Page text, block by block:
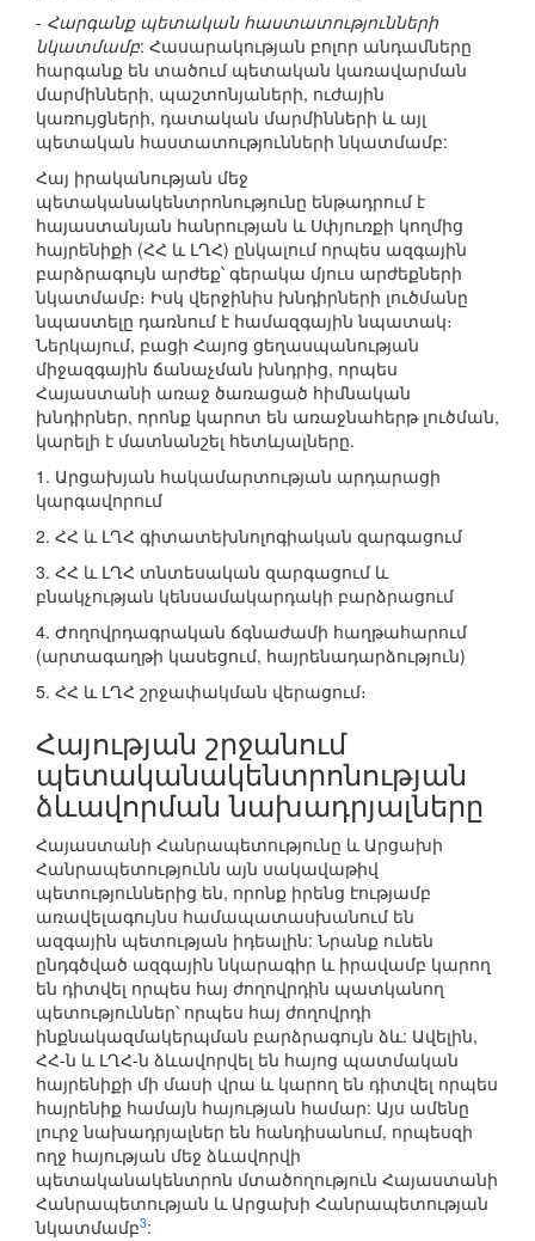
- Հարգանք պետական հաստատությունների
նկատմամբ: Հասարակության բոլոր անդամները
հարգանք են տածում պետական կառավարման
մարմինների, պաշտոնյաների, ուժային
կառույցների, դատական մարմինների և այլ
պետական հաստատությունների նկատմամբ:
Հայ իրականության մեջ
պետականակենտրոնությունը ենթադրում է
հայաստանյան հանրության և Սփյուռքի կողմից
հայրենիքի (ՀՀ և ԼՂՀ) ընկալում որպես ազգային
բարձրագույն արժեք՝ գերակա մյուս արժեքների
նկատմամբ։ Իսկ վերջինիս խնդիրների լուծմանը
նպաստելը դառնում է համազգային նպատակ։
Ներկայում, բացի Հայոց ցեղասպանության
միջազգային ճանաչման խնդրից, որպես
Հայաստանի առաջ ծառացած հիմնական
խնդիրներ, որոնք կարոտ են առաջնահերթ լուծման,
կարելի է մատնանշել հետևյալները.
1. Արցախյան հակամարտության արդարացի
կարգավորում
2. ՀՀ և ԼՂՀ գիտատեխնոլոգիական զարգացում
3. ՀՀ և ԼՂՀ տնտեսական զարգացում և
բնակչության կենսամակարդակի բարձրացում
4. Ժողովրդագրական ճգնաժամի հաղթահարում
(արտագաղթի կասեցում, հայրենադարձություն)
5. ՀՀ և ԼՂՀ շրջափակման վերացում։
Հայության շրջանում
պետականակենտրոնության
ձևավորման նախադրյալները
Հայաստանի Հանրապետությունը և Արցախի
Հանրապետությունն այն սակավաթիվ
պետություններից են, որոնք իրենց էությամբ
առավելագույնս համապատասխանում են
ազգային պետության իդեալին: Նրանք ունեն
ընդգծված ազգային նկարագիր և իրավամբ կարող
են դիտվել որպես հայ ժողովրդին պատկանող
պետություններ՝ որպես հայ ժողովրդի
ինքնակազմակերպման բարձրագույն ձև: Ավելին,
ՀՀ-ն և ԼՂՀ-ն ձևավորվել են հայոց պատմական
հայրենիքի մի մասի վրա և կարող են դիտվել որպես
հայրենիք համայն հայության համար: Այս ամենը
լուրջ նախադրյալներ են հանդիսանում, որպեսզի
ողջ հայության մեջ ձևավորվի
պետականակենտրոն մտածողություն Հայաստանի
Հանրապետության և Արցախի Հանրապետության
նկատմամբ3: